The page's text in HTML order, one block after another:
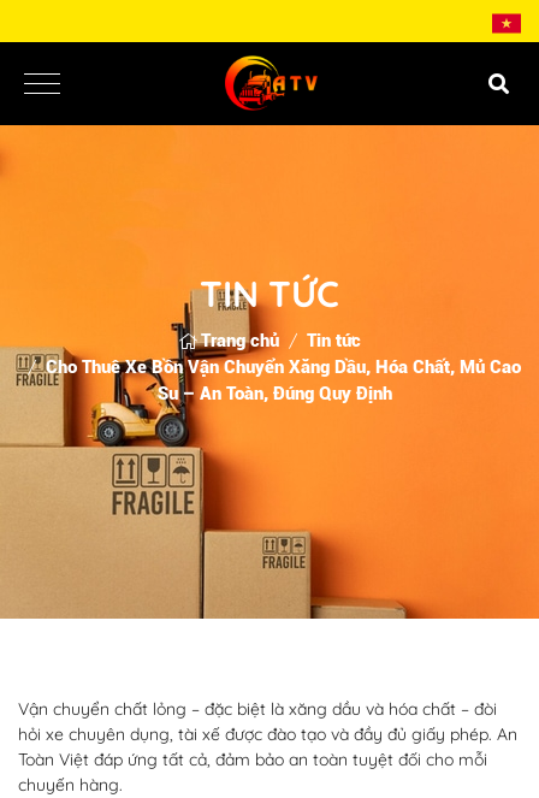
TIN TỨC
Trang chủ
Tin tức
Cho Thuê Xe Bồn Vận Chuyển Xăng Dầu, Hóa Chất, Mủ Cao
Su – An Toàn, Đúng Quy Định
Vận chuyển chất lỏng – đặc biệt là xăng dầu và hóa chất – đòi
hỏi xe chuyên dụng, tài xế được đào tạo và đầy đủ giấy phép. An
Toàn Việt đáp ứng tất cả, đảm bảo an toàn tuyệt đối cho mỗi
chuyến hàng.